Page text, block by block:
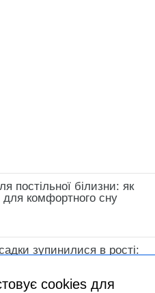
постільної білизни: як
для комфортного сну
зупинилися в рості:
cookies для